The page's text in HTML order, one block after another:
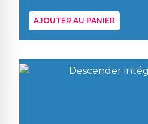
AJOUTER AU PANIER